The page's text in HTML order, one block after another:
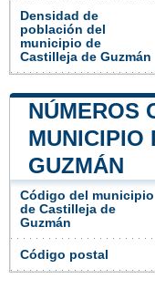
Densidad de
población del
municipio de
Castilleja de Guzmán
NÚMEROS
MUNICIPIO
GUZMÁN
Código del municipio
de Castilleja de
Guzmán
Código postal